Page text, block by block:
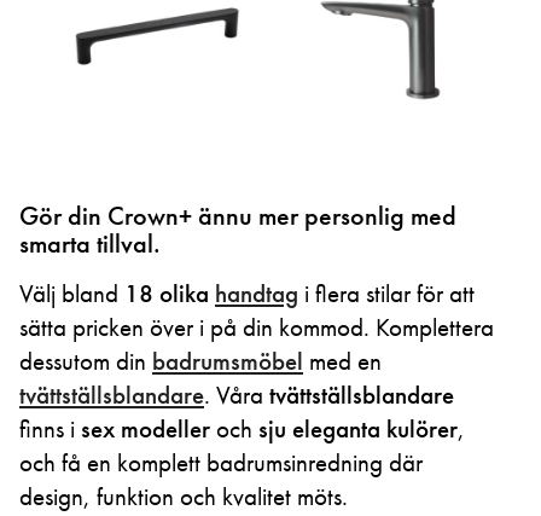
Gör din Crown+ ännu mer personlig med
smarta tillval.
Välj bland 18 olika handtag i flera stilar för att
sätta pricken över i på din kommod. Komplettera
dessutom din badrumsmöbel med en
tvättställsblandare. Våra tvättställsblandare
finns i sex modelleroch sju eleganta kulörer,
och få en komplett badrumsinredning där
design, funktion och kvalitet möts.